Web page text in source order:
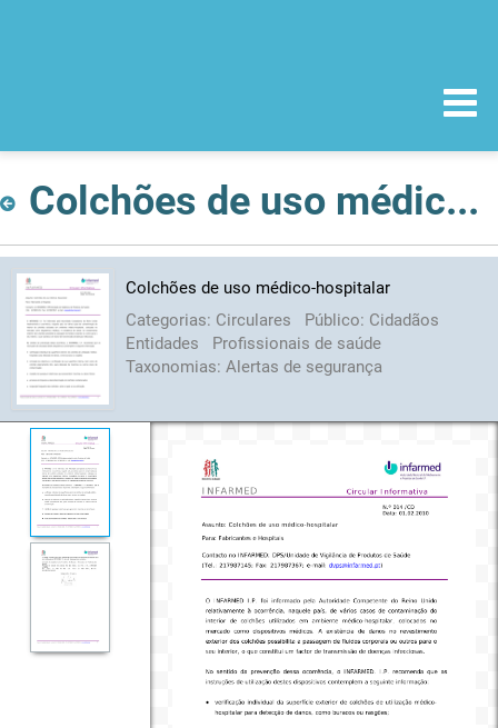
Colchões de uso médico-hospitalar
Colchões de uso médico-hospitalar
Categorias: Circulares Público: Cidadãos
Entidades
Profissionais de saúde
Taxonomias: Alertas de segurança